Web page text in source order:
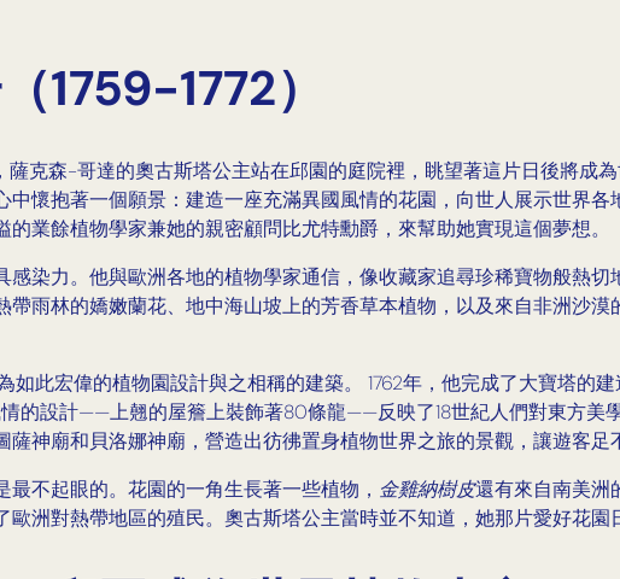
1759-1772）
薩克森-哥達的奧古斯塔公主站在邱園的庭院裡，眺望著這片日後將成
中懷抱著一個願景：建造一座充滿異國風情的花園，向世人展示世界
業餘植物學家兼她的親密顧問比尤特勳爵，來幫助她實現這個夢想。
感染力。他與歐洲各地的植物學家通信，像收藏家追尋珍稀寶物般熱
帶雨林的嬌嫩蘭花、地中海山坡上的芳香草本植物，以及來自非洲沙
如此宏偉的植物園設計與之相稱的建築。 1762年，他完成了大寶塔的
的設計——上翹的屋簷上裝飾著80條龍——反映了18世紀人們對東方美
神廟和貝洛娜神廟，營造出彷彿置身植物世界之旅的景觀，讓遊客足
不起眼的。花園的一角生長著一些植物， 金雞納樹皮還有來自南美洲
洲對熱帶地區的殖民。奧古斯塔公主當時並不知道，她那片愛好花園